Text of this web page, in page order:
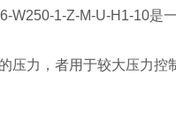
W250-1-Z-M-U-H1-10是
压力，者用于较大压力控